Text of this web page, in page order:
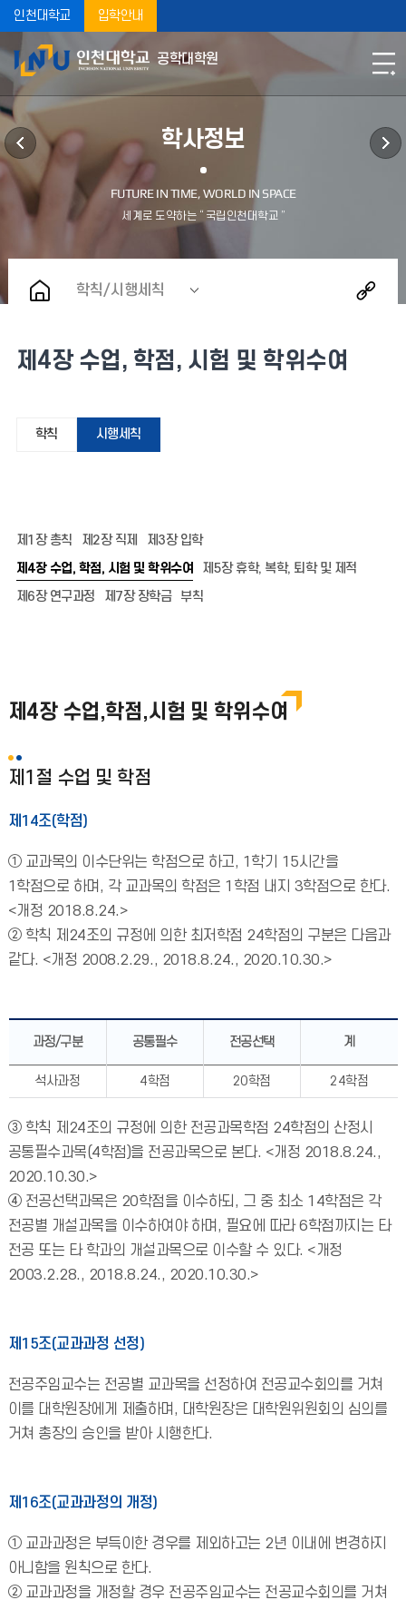
인천대학교 입학안내
공학대학원
학사정보
학칙/시행세칙
제4장 수업, 학점, 시험 및 학위수여
학칙 시행세칙
제1장 총칙 제2장 직제
제3장 입학
제4장 수업, 학점, 시험 및 학위수여
제5장 휴학, 복학, 퇴학 및 제적
제6장 연구과정
제7장 장학금 부칙
제4장 수업,학점,시험 및 학위수여
제1절 수업 및 학점
제14조(학점)
① 교과목의 이수단위는 학점으로 하고, 1학기 15시간을
1학점으로 하며, 각 교과목의 학점은 1학점 내지 3학점으로 한다.
<개정 2018.8.24.>
② 학칙 제24조의 규정에 의한 최저학점 24학점의 구분은 다음과
같다. <개정 2008.2.29., 2018.8.24., 2020.10.30.>
과정/구분 공통필수 전공선택 계
석사과정 4학점 20학점 24학점
③ 학칙 제24조의 규정에 의한 전공과목학점 24학점의 산정시
공통필수과목(4학점)을 전공과목으로 본다. <개정 2018.8.24.,
2020.10.30.>
④ 전공선택과목은 20학점을 이수하되, 그 중 최소 14학점은 각
전공별 개설과목을 이수하여야 하며, 필요에 따라 6학점까지는 타
전공 또는 타 학과의 개설과목으로 이수할 수 있다. <개정
2003.2.28., 2018.8.24., 2020.10.30.>
제15조(교과과정 선정)
전공주임교수는 전공별 교과목을 선정하여 전공교수회의를 거쳐
이를 대학원장에게 제출하며, 대학원장은 대학원위원회의 심의를
거쳐 총장의 승인을 받아 시행한다.
제16조(교과과정의 개정)
① 교과과정은 부득이한 경우를 제외하고는 2년 이내에 변경하지
아니함을 원칙으로 한다.
② 교과과정을 개정할 경우 전공주임교수는 전공교수회의를 거쳐